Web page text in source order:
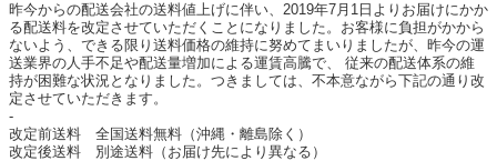
昨今からの配送会社の送料値上げに伴い、2019年7月1日よりお届けにかか
る配送料を改定させていただくことになりました。お客様に負担がかから
ないよう、できる限り送料価格の維持に努めてまいりましたが、昨今の運
送業界の人手不足や配送量増加による運賃高騰で、 従来の配送体系の維
持が困難な状況となりました。つきましては、不本意ながら下記の通り改
定させていただきます。
-
改定前送料 全国送料無料（沖縄・離島除く）
改定後送料 別途送料（お届け先により異なる）